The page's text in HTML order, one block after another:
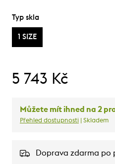
Typ skla
1 SIZE
5 743 Kč
Můžete mít ihned na 2
Přehled dostupnosti | Skladem
Doprava zdarma po